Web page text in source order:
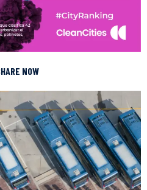
NOW